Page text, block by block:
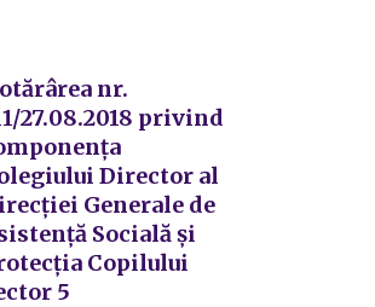
nr.
27.08.2018 privind
Director al
Generale de
Socială și
Copilului
5